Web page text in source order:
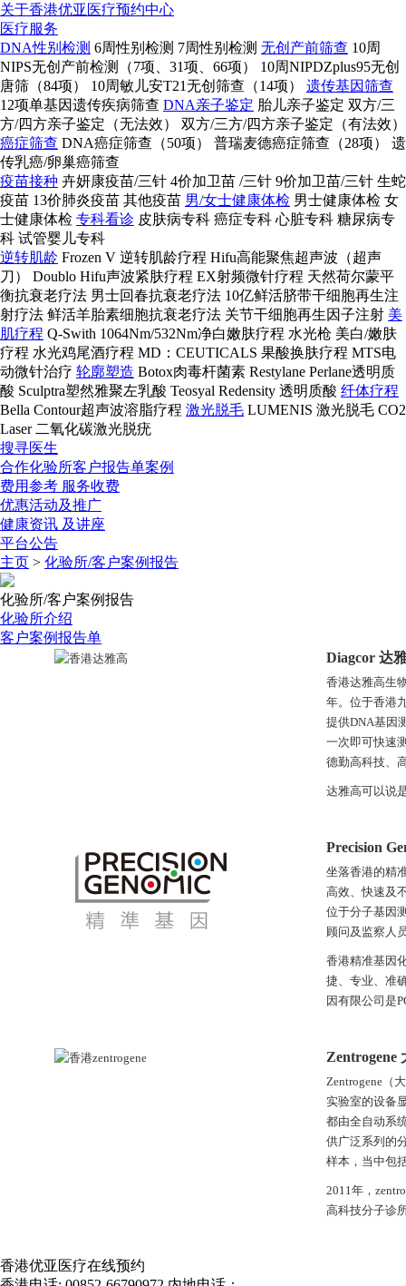
关于香港优亚医疗预约中心
医疗服务
DNA性别检测 6周性别检测 7周性别检测 无创产前筛查 10周
NIPS无创产前检测（7项、31项、66项） 10周NIPDZplus95无创
唐筛（84项）
10周敏儿安T21无创筛查（14项）
遗传基因筛查
12项单基因遗传疾病筛查 DNA亲子鉴定 胎儿亲子鉴定 双方/三
方/四方亲子鉴定（无法效）
双方/三方/四方亲子鉴定（有法效）
癌症筛查 DNA癌症筛查（50项） 普瑞麦德癌症筛查（28项）
遗
传乳癌/卵巢癌筛查
疫苗接种 卉妍康疫苗/三针 4价加卫苗 /三针 9价加卫苗/三针 生蛇
疫苗 13价肺炎疫苗 其他疫苗 男/女士健康体检 男士健康体检 女
士健康体检 专科看诊 皮肤病专科 癌症专科 心脏专科 糖尿病专
科 试管婴儿专科
逆转肌龄 Frozen V 逆转肌龄疗程 Hifu高能聚焦超声波（超声
刀）
Doublo Hifu声波紧肤疗程 EX射频微针疗程 天然荷尔蒙平
衡抗衰老疗法 男士回春抗衰老疗法 10亿鲜活脐带干细胞再生注
射疗法 鲜活羊胎素细胞抗衰老疗法 关节干细胞再生因子注射 美
肌疗程 Q-Swith 1064Nm/532Nm净白嫩肤疗程 水光枪 美白/嫩肤
疗程 水光鸡尾酒疗程 MD：CEUTICALS 果酸换肤疗程 MTS电
动微针治疗 轮廓塑造 Botox肉毒杆菌素 Restylane Perlane透明质
酸 Sculptra塑然雅聚左乳酸 Teosyal Redensity 透明质酸 纤体疗程
Bella Contour超声波溶脂疗程 激光脱毛 LUMENIS 激光脱毛 CO2
Laser 二氧化碳激光脱疣
搜寻医生
合作化验所客户报告单案例
费用参考 服务收费
优惠活动及推广
健康资讯 及讲座
平台公告
主页 > 化验所/客户案例报告
化验所/客户案例报告
化验所介绍
客户案例报告单
Diagcor 达
香港达雅高生
年。位于香港
提供DNA基因
一次即可快速
德勤高科技、
达雅高可以说
Precision
坐落香港的精
高效、快速及
位于分子基因
顾问及监察人
香港精准基因
捷、专业、准
因有限公司是
Zentrogene
Zentrogene（
实验室的设备
都由全自动系
供广泛系列的
样本，当中包
2011年，
高科技分子诊
香港优亚医疗在线预约